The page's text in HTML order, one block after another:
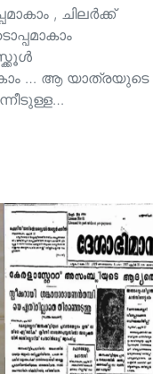
, ചിലർക്ക്
… ആ യാത്രയുടെ